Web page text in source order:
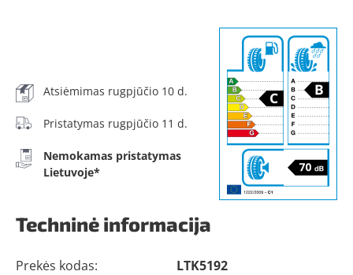
Atsiėmimas rugpjūčio 10 d.
Pristatymas rugpjūčio 11 d.
Nemokamas pristatymas
Lietuvoje*
Techninė informacija
Prekės kodas:
LTK5192